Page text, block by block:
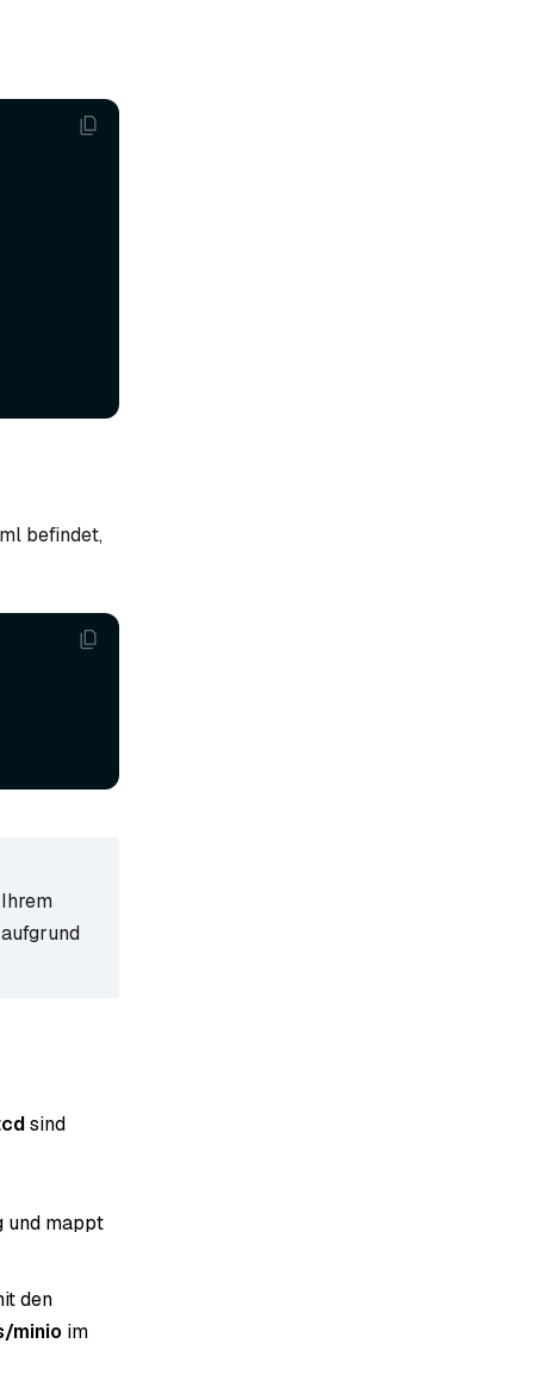
befindet,
sind
und mappt
den
minio im